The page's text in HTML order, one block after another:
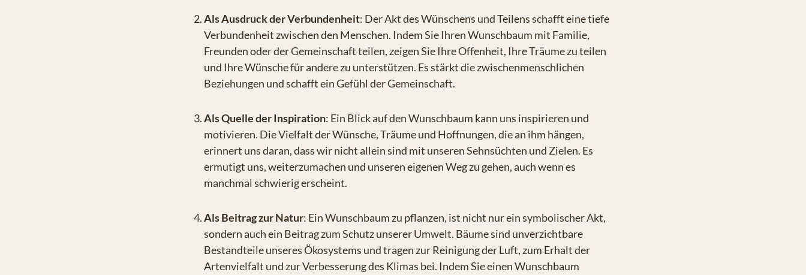
Als Ausdruck der Verbundenheit: Der Akt des Wünschens und Teilens schafft eine tiefe
Verbundenheit zwischen den Menschen. Indem Sie Ihren Wunschbaum mit Familie,
Freunden oder der Gemeinschaft teilen, zeigen Sie Ihre Offenheit, Ihre Träume zu teilen
und Ihre Wünsche für andere zu unterstützen. Es stärkt die zwischenmenschlichen
Beziehungen und schafft ein Gefühl der Gemeinschaft.
Als Quelle der Inspiration: Ein Blick auf den Wunschbaum kann uns inspirieren und
motivieren. Die Vielfalt der Wünsche, Träume und Hoffnungen, die an ihm hängen,
erinnert uns daran, dass wir nicht allein sind mit unseren Sehnsüchten und Zielen. Es
ermutigt uns, weiterzumachen und unseren eigenen Weg zu gehen, auch wenn es
manchmal schwierig erscheint.
Als Beitrag zur Natur: Ein Wunschbaum zu pflanzen, ist nicht nur ein symbolischer Akt,
sondern auch ein Beitrag zum Schutz unserer Umwelt. Bäume sind unverzichtbare
Bestandteile unseres Ökosystems und tragen zur Reinigung der Luft, zum Erhalt der
Artenvielfalt und zur Verbesserung des Klimas bei. Indem Sie einen Wunschbaum